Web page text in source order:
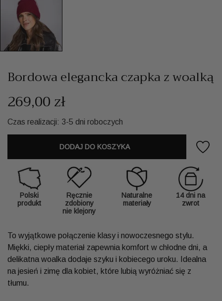
Bordowa elegancka czapka z woalką
269,00 zł
Czas realizacji: 3-5 dni roboczych
DODAJ DO KOSZYKA
Polski
produkt
Ręcznie
zdobiony
nie klejony
Naturalne
materiały
14 dni na
zwrot
To wyjątkowe połączenie klasy i nowoczesnego stylu.
Miękki, ciepły materiał zapewnia komfort w chłodne dni, a
delikatna woalka dodaje szyku i kobiecego uroku. Idealna
na jesień i zimę dla kobiet, które lubią wyróżniać się z
tłumu.